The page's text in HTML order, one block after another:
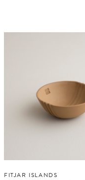
FITJAR ISLANDS